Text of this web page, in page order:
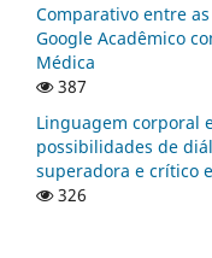
Comparativo entre
Google Acadêmico
Médica
387
Linguagem corporal
possibilidades de
superadora e crítico
326